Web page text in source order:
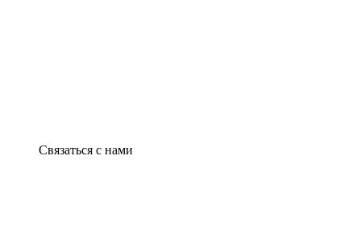
Связаться с нами